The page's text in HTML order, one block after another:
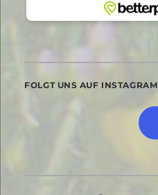
FOLGT UNS AUF INSTAGRAM